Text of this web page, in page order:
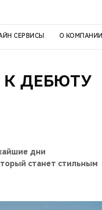
СЕРВИСЫ О КОМПАНИИ
К ДЕБЮТУ
дни
станет стильным